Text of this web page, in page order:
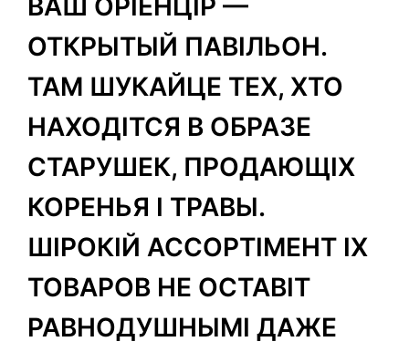
ВАШ ОРІЕНЦІР —
ОТКРЫТЫЙ ПАВІЛЬОН.
ТАМ ШУКАЙЦЕ ТЕХ, ХТО
НАХОДІТСЯ В ОБРАЗЕ
СТАРУШЕК, ПРОДАЮЩІХ
КОРЕНЬЯ І ТРАВЫ.
ШІРОКІЙ АССОРТІМЕНТ ІХ
ТОВАРОВ НЕ ОСТАВІТ
РАВНОДУШНЫМІ ДАЖЕ